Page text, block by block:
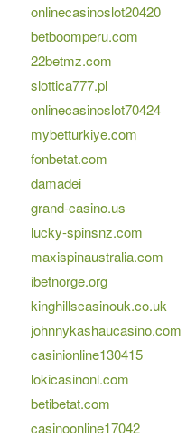
onlinecasinoslot20420
betboomperu.com
22betmz.com
slottica777.pl
onlinecasinoslot70424
mybetturkiye.com
fonbetat.com
damadei
grand-casino.us
lucky-spinsnz.com
maxispinaustralia.com
ibetnorge.org
kinghillscasinouk.co.uk
johnnykashaucasino.com
casinionline130415
lokicasinonl.com
betibetat.com
casinoonline17042